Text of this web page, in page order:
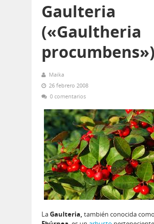
Gaulteria
(«Gaultheria
procumbens»)
Maika
26 febrero 2008
0 comentarios
LaGaulteria, también conocida como